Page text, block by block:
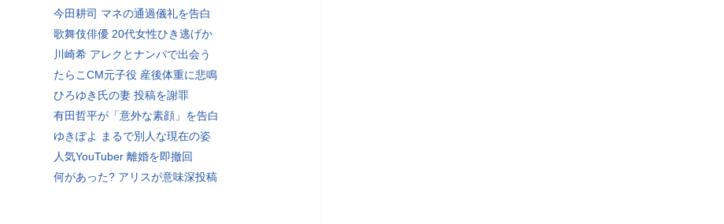
今田耕司 マネの通過儀礼を告白
歌舞伎俳優 20代女性ひき逃げか
川崎希 アレクとナンパで出会う
たらこCM元子役 産後体重に悲鳴
ひろゆき氏の妻 投稿を謝罪
有田哲平が「意外な素顔」を告白
ゆきぽよ まるで別人な現在の姿
人気YouTuber 離婚を即撤回
何があった? アリスが意味深投稿